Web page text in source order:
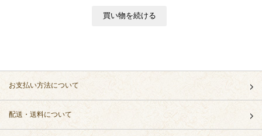
お支払い方法について
配送・送料について